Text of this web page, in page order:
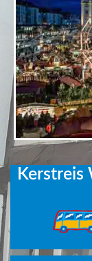
Kerstreis